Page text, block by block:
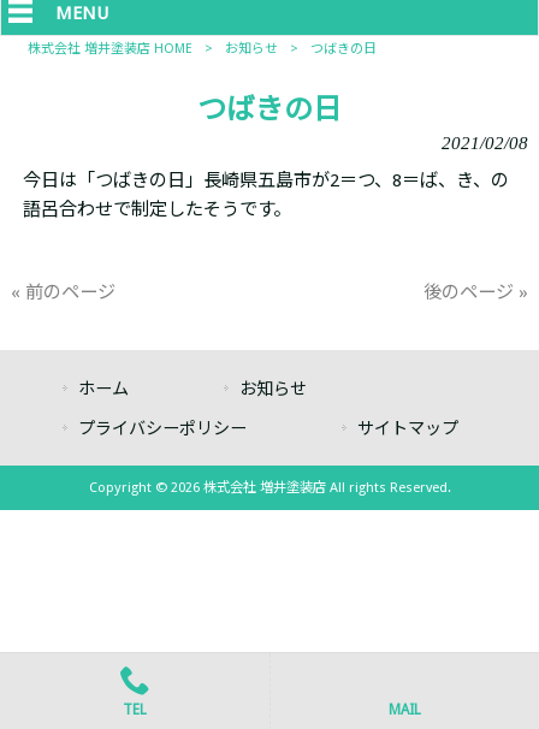
MENU
株式会社 増井塗装店 HOME > お知らせ > つばきの日
つばきの日
2021/02/08
今日は「つばきの日」長崎県五島市が2＝つ、8＝ば、き、の
語呂合わせで制定したそうです。
« 前のページ 後のページ »
ホーム お知らせ
プライバシーポリシー サイトマップ
Copyright © 2026 株式会社 増井塗装店 All rights Reserved.
TEL MAIL